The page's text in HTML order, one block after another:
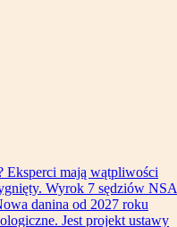
Eksperci mają wątpliwości
Wyrok 7 sędziów NSA
danina od 2027 roku
Jest projekt ustawy